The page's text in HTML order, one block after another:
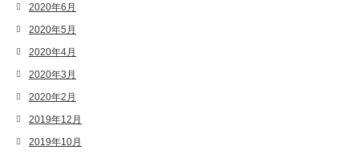
2020年6月
2020年5月
2020年4月
2020年3月
2020年2月
2019年12月
2019年10月